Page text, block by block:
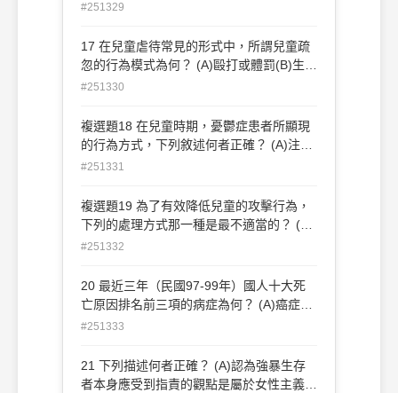
衝突、社會孤立、缺乏社會支持(B)貧窮、
貧窮、酒癮、兒童失能、社區暴力(D)貧
窮、失業、社會孤立、缺乏社會支持
#251329
17 在兒童虐待常見的形式中，所謂兒童疏
忽的行為模式為何？ (A)毆打或體罰(B)生活
需求供應不足(C)不當的觸摸(D)經常不讓兒
#251330
複選題18 在兒童時期，憂鬱症患者所顯現
的行為方式，下列敘述何者正確？ (A)注意
力不集中(B)拒絕上學，對活動無興趣 (C)
#251331
複選題19 為了有效降低兒童的攻擊行為，
下列的處理方式那一種是最不適當的？ (A)
不予理會、暫時隔離、楷模角色學習、提供
隔離、楷模角色學習 (C)不予理會、積極勸
說、提供無暴力環境、暫時隔離 (D)不予理
#251332
20 最近三年（民國97-99年）國人十大死
亡原因排名前三項的病症為何？ (A)癌症、
心臟病、肝病(B)癌症、高血壓、糖尿病
炎、心臟病
#251333
21 下列描述何者正確？ (A)認為強暴生存
者本身應受到指責的觀點是屬於女性主義的